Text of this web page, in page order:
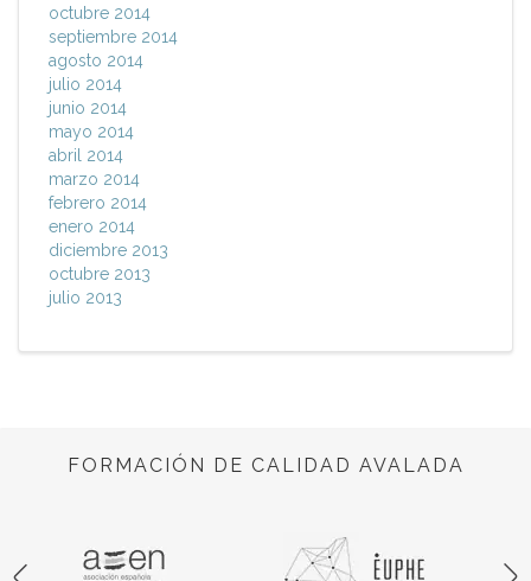
octubre 2014
septiembre 2014
agosto 2014
julio 2014
junio 2014
mayo 2014
abril 2014
marzo 2014
febrero 2014
enero 2014
diciembre 2013
octubre 2013
julio 2013
FORMACIÓN DE CALIDAD AVALADA